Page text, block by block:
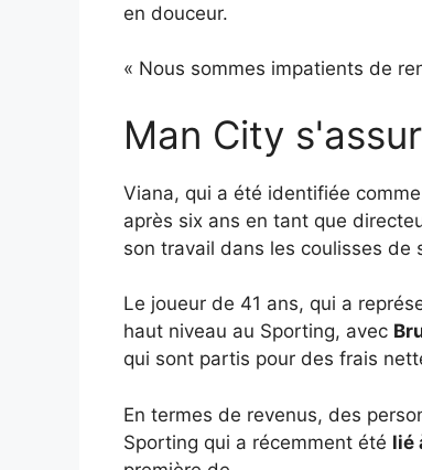
en douceur.
« Nous sommes impatients de
Man City
Viana, qui a été identifiée
après six ans en tant que
son travail dans les coulisses de
Le joueur de 41 ans, qui a
haut niveau au Sporting, avec
qui sont partis pour des frais
En termes de revenus, des
Sporting qui a récemment été lié